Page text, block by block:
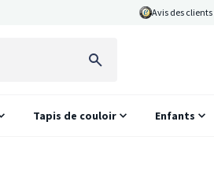
Avis des clients
Tapis de couloir Enfants